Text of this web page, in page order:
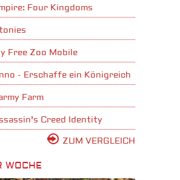
Four Kingdoms
Free Zoo Mobile
- Erschaffe ein Königreich
Farm
Creed Identity
ZUM VERGLEICH
WOCHE